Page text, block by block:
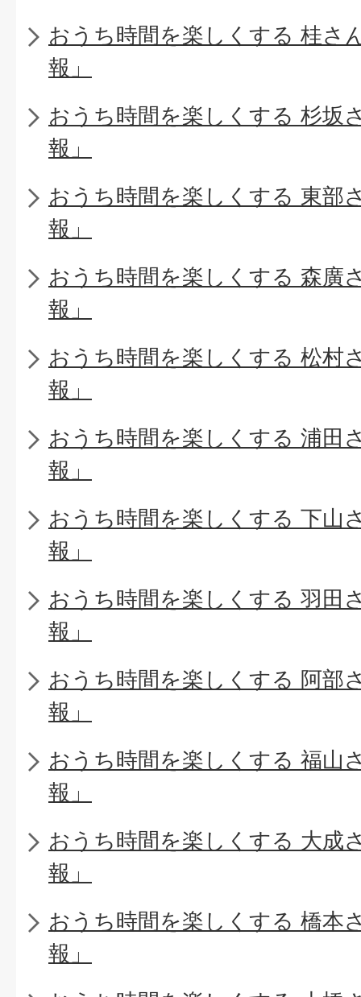
おうち時間を楽しくする 桂さ
報」
おうち時間を楽しくする 杉坂
報」
おうち時間を楽しくする 東部
報」
おうち時間を楽しくする 森廣
報」
おうち時間を楽しくする 松村
報」
おうち時間を楽しくする 浦田
報」
おうち時間を楽しくする 下山
報」
おうち時間を楽しくする 羽田
報」
おうち時間を楽しくする 阿部
報」
おうち時間を楽しくする 福山
報」
おうち時間を楽しくする 大成
報」
おうち時間を楽しくする 橋本
報」